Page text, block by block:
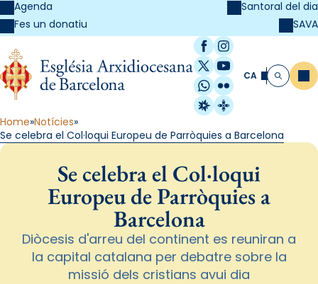
Agenda
Fes un donatiu
Santoral del dia
SAVA
Facebook
Instagram
X / Twitter
YouTube
WhatsApp
Flickr
Radio Estel
Catalunya
CA Cerca
Home Notícies
Se celebra el Col·loqui Europeu de Parròquies a Barcelona
Se celebra el Col·loqui
Europeu de Parròquies a
Barcelona
Diòcesis d'arreu del continent es reuniran a
la capital catalana per debatre sobre la
missió dels cristians avui dia